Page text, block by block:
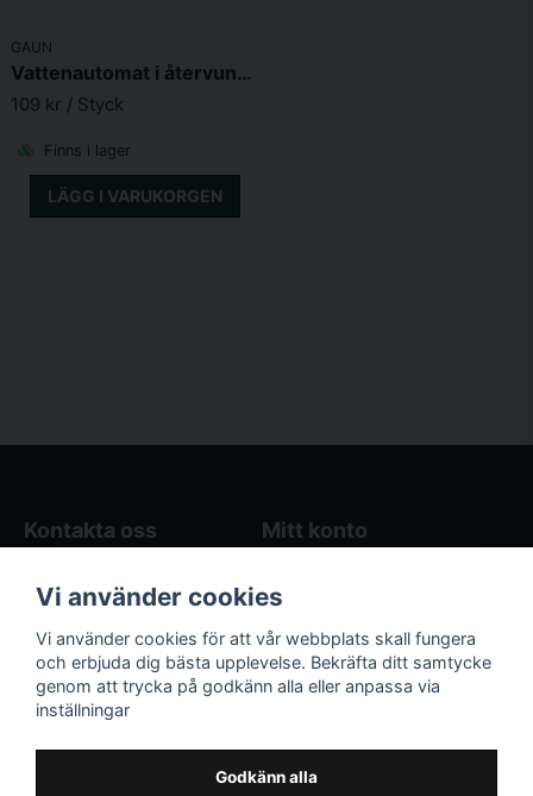
GAUN
Vattenautomat i återvunnen plast med ben
109 kr / Styck
Finns i lager
LÄGG I VARUKORGEN
Kontakta oss
Butikens öppettider
Kontakta oss
Mitt konto
Registrera dig
Följ oss på sociala
medier!
Våra räkneverktyg
Hönsgårdsräknare
Vi använder cookies
Vi använder cookies för att vår webbplats skall fungera
och erbjuda dig bästa upplevelse. Bekräfta ditt samtycke
genom att trycka på godkänn alla eller anpassa via
inställningar
Godkänn alla